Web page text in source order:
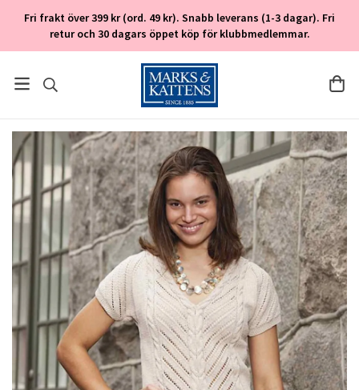
Fri frakt över 399 kr (ord. 49 kr). Snabb leverans (1-3 dagar). Fri
retur och 30 dagars öppet köp för klubbmedlemmar.